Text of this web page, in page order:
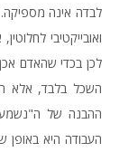
לבדה אינה
ואובייקטיבי
לכן בכדי שהאדם
השכל בלבד, אלא
ההבנה של
העבודה היא באופן